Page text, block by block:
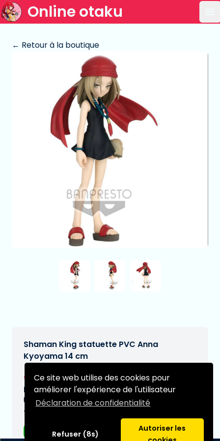
Ce site web utilise des cookies pour
améliorer l'expérience de l'utilisateur
Déclaration de confidentialité
Refuser (8s)
Autoriser les
Online otaku
← Retour à la boutique
Shaman King statuette PVC Anna
Kyoyama 14 cm
€30,11[Sous réserve de modifications]
Date de livraison prévue:
N/A
Type:
Figurines d'anime